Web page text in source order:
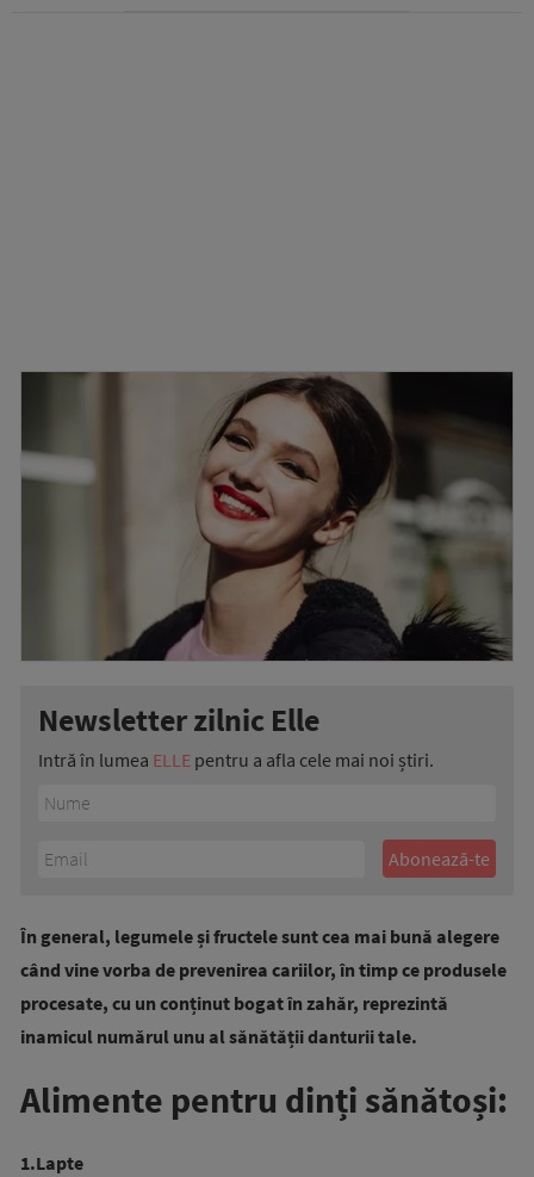
Newsletter zilnic Elle
Intră în lumea ELLE pentru a afla cele mai noi știri.
În general, legumele și fructele sunt cea mai bună alegere
când vine vorba de prevenirea cariilor, în timp ce produsele
procesate, cu un conținut bogat în zahăr, reprezintă
inamicul numărul unu al sănătății danturii tale.
Alimente pentru dinți sănătoși:
1.Lapte